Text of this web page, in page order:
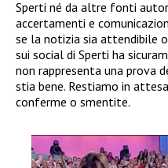
Sperti né da altre fonti
accertamenti e
se la notizia sia attendibile
sui social di Sperti ha
non rappresenta una prova
stia bene. Restiamo in
conferme o smentite.